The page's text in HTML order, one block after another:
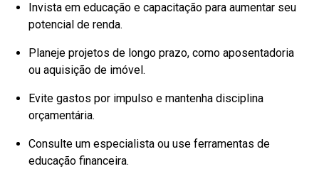
Invista em educação e capacitação para aumentar seu
potencial de renda.
Planeje projetos de longo prazo, como aposentadoria
ou aquisição de imóvel.
Evite gastos por impulso e mantenha disciplina
orçamentária.
Consulte um especialista ou use ferramentas de
educação financeira.